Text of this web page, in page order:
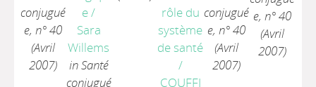
conjugué
e, n° 40
(Avril
2007)
e/
Sara
Willems
in Santé
conjugué
rôle du
système
de santé
/
COUFFI
conjugué
e, n° 40
(Avril
2007)
e, n° 40
(Avril
2007)